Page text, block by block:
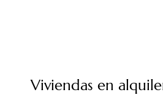
Viviendas en